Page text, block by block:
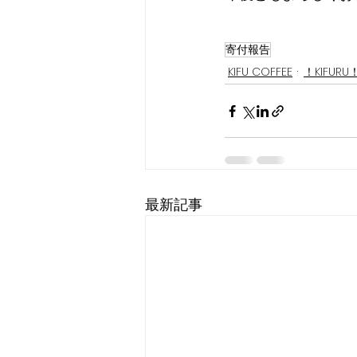
寄付報告
KIFU COFFEE
！
最新記事